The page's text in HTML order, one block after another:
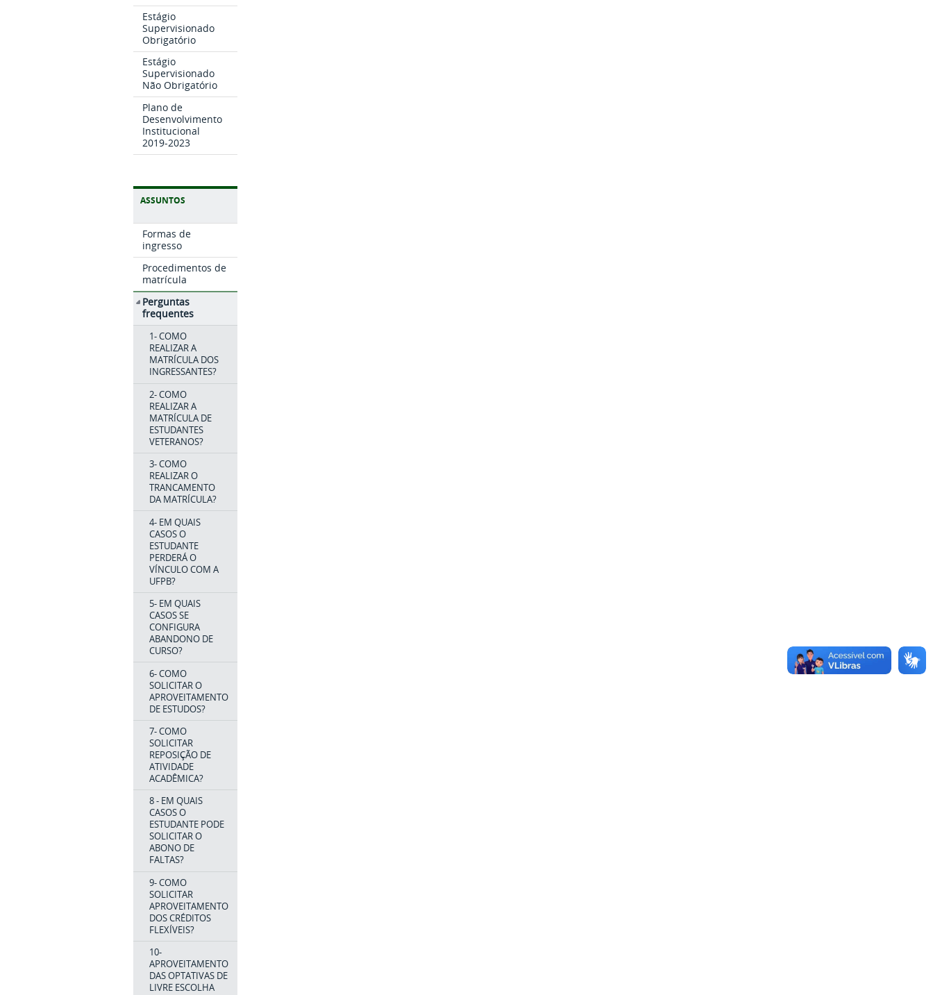
Estágio
Supervisionado
Obrigatório
Estágio
Supervisionado
Não Obrigatório
Plano de
Desenvolvimento
Institucional
2019-2023
ASSUNTOS
Formas de
ingresso
Procedimentos de
matrícula
Perguntas
frequentes
1- COMO
REALIZAR A
MATRÍCULA DOS
INGRESSANTES?
2- COMO
REALIZAR A
MATRÍCULA DE
ESTUDANTES
VETERANOS?
3- COMO
REALIZAR O
TRANCAMENTO
DA MATRÍCULA?
4- EM QUAIS
CASOS O
ESTUDANTE
PERDERÁ O
VÍNCULO COM A
UFPB?
5- EM QUAIS
CASOS SE
CONFIGURA
ABANDONO DE
CURSO?
6- COMO
SOLICITAR O
APROVEITAMENTO
DE ESTUDOS?
7- COMO
SOLICITAR
REPOSIÇÃO DE
ATIVIDADE
ACADÊMICA?
8 - EM QUAIS
CASOS O
ESTUDANTE PODE
SOLICITAR O
ABONO DE
FALTAS?
9- COMO
SOLICITAR
APROVEITAMENTO
DOS CRÉDITOS
FLEXÍVEIS?
10-
APROVEITAMENTO
DAS OPTATIVAS DE
LIVRE ESCOLHA